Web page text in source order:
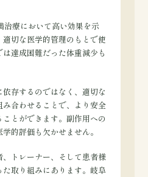
療において高い効果を示
切な医学的管理のもとで使
達成困難だった体重減少も
存するのではなく、適切な
合わせることで、より安全
とができます。副作用への
的評価も欠かせません。
トレーナー、そして患者様
た取り組みにあります。岐阜